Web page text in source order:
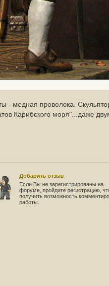
- медная проволока.
Карибского моря"...даже
Добавить отзыв
Если Вы не зарегистрированы на
форуме, пройдите регистрацию,
получить возможность
работы.